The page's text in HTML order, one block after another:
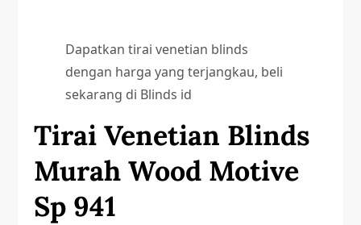
Dapatkan tirai venetian blinds
dengan harga yang terjangkau, beli
sekarang di Blinds id
Tirai Venetian Blinds
Murah Wood Motive
Sp 941